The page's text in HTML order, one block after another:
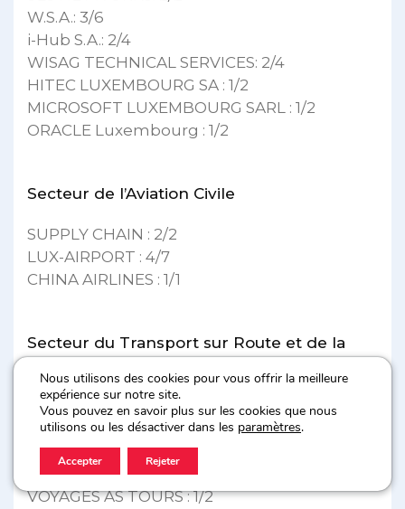
W.S.A.: 3/6
i-Hub S.A.: 2/4
WISAG TECHNICAL SERVICES: 2/4
HITEC LUXEMBOURG SA : 1/2
MICROSOFT LUXEMBOURG SARL : 1/2
ORACLE Luxembourg : 1/2
Secteur de l’Aviation Civile
SUPPLY CHAIN : 2/2
LUX-AIRPORT : 4/7
CHINA AIRLINES : 1/1
Secteur du Transport sur Route et de la
ALEX ANDERSEN LUX S.A. : 2/3
LUXAMBULANCE SÀRL : 3/3
ADAM OFFERGELD II LUXEMBURG GMBH: 1/2
BALTER LOGISTICS : 1/2
VOYAGES AS TOURS : 1/2
Nous utilisons des cookies pour vous offrir la meilleure
expérience sur notre site.
Vous pouvez en savoir plus sur les cookies que nous
utilisons ou les désactiver dans les paramètres.
Accepter Rejeter